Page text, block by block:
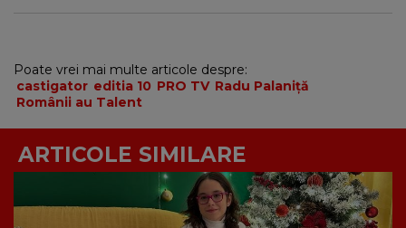
Poate vrei mai multe articole despre:
castigator editia 10 PRO TV Radu Palaniță
Românii au Talent
ARTICOLE SIMILARE